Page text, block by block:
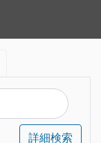
詳細検索